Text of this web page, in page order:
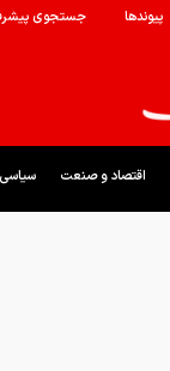
پیوندها جستجوی
اقتصاد و صنعت